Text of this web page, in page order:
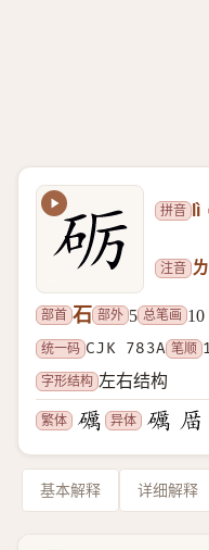
拼音 lì
注音
部首 石 部外 5 总笔画 10
统一码 CJK 783A 笔顺
字形结构 左右结构
繁体 异体
基本解释 详细解释